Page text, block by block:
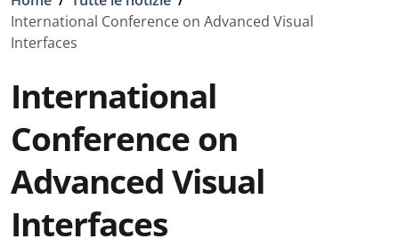
International Conference on Advanced Visual
Interfaces
International
Conference on
Advanced Visual
Interfaces